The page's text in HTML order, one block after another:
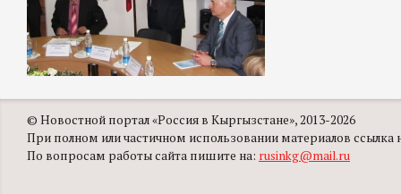
© Новостной портал «Россия в Кыргызстане», 2013-2026
При полном или частичном использовании материалов ссылка
По вопросам работы сайта пишите на: rusinkg@mail.ru